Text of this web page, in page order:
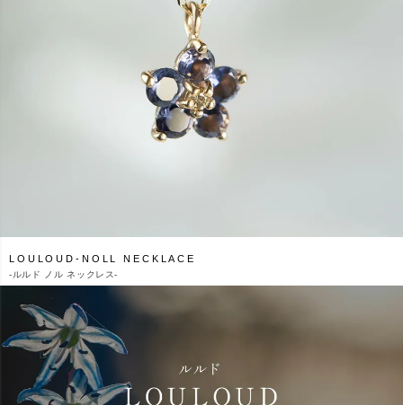
LOULOUD-NOLL NECKLACE
-ルルド ノル ネックレス-